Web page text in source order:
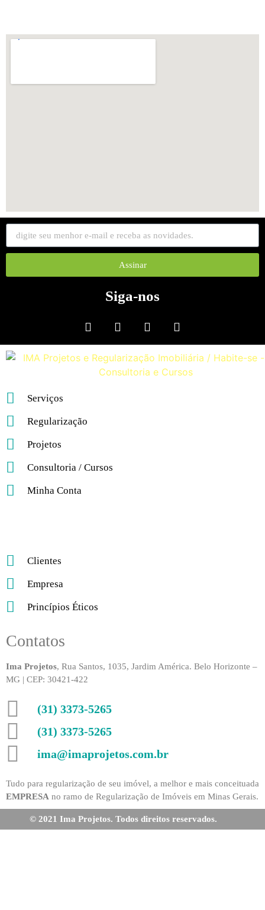
Assinar
Siga-nos
Serviços
Regularização
Projetos
Consultoria / Cursos
Minha Conta
Clientes
Empresa
Princípios Éticos
Contatos
Ima Projetos, Rua Santos, 1035, Jardim América. Belo Horizonte –
MG | CEP: 30421-422
(31) 3373-5265
(31) 3373-5265
ima@imaprojetos.com.br
Tudo para regularização de seu imóvel, a melhor e mais conceituada
EMPRESA no ramo de Regularização de Imóveis em Minas Gerais.
© 2021 Ima Projetos. Todos direitos reservados.